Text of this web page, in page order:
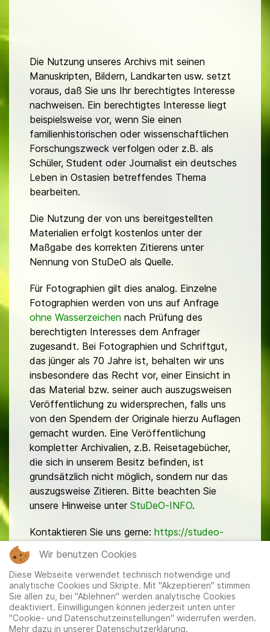
Die Nutzung unseres Archivs mit seinen
Manuskripten, Bildern, Landkarten usw. setzt
voraus, daß Sie uns Ihr berechtigtes Interesse
nachweisen. Ein berechtigtes Interesse liegt
beispielsweise vor, wenn Sie einen
familienhistorischen oder wissenschaftlichen
Forschungszweck verfolgen oder z.B. als
Schüler, Student oder Journalist ein deutsches
Leben in Ostasien betreffendes Thema
bearbeiten.
Die Nutzung der von uns bereitgestellten
Materialien erfolgt kostenlos unter der
Maßgabe des korrekten Zitierens unter
Nennung von StuDeO als Quelle.
Für Fotographien gilt dies analog. Einzelne
Fotographien werden von uns auf Anfrage
ohne Wasserzeichen nach Prüfung des
berechtigten Interesses dem Anfrager
zugesandt. Bei Fotographien und Schriftgut,
das jünger als 70 Jahre ist, behalten wir uns
insbesondere das Recht vor, einer Einsicht in
das Material bzw. seiner auch auszugsweisen
Veröffentlichung zu widersprechen, falls uns
von den Spendern der Originale hierzu Auflagen
gemacht wurden. Eine Veröffentlichung
kompletter Archivalien, z.B. Reisetagebücher,
die sich in unserem Besitz befinden, ist
grundsätzlich nicht möglich, sondern nur das
auszugsweise Zitieren. Bitte beachten Sie
unsere Hinweise unter StuDeO-INFO.
Kontaktieren Sie uns gerne: https://studeo-
Wir benutzen Cookies
Diese Webseite verwendet technisch notwendige und
analytische Cookies und Skripte. Mit "Akzeptieren" stimmen
Sie allen zu, bei "Ablehnen" werden analytische Cookies
deaktiviert. Einwilligungen können jederzeit unten unter
"Cookie- und Datenschutzeinstellungen" widerrufen werden.
Mehr dazu in unserer Datenschutzerklärung.